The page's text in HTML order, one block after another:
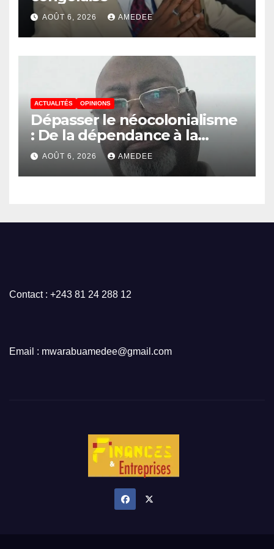
AOÛT 6, 2026 AMEDEE
ACTUALITÉS OPINIONS
Dépasser le néocolonialisme
: De la dépendance à la
continuité souveraine
AOÛT 6, 2026 AMEDEE
Contact : +243 81 24 288 12
Email : mwarabuamedee@gmail.com